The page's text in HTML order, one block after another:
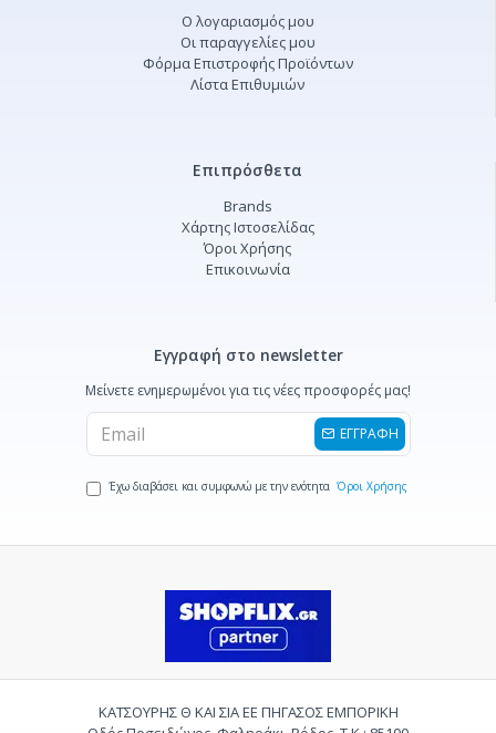
Ο λογαριασμός μου
Οι παραγγελίες μου
Φόρμα Επιστροφής Προϊόντων
Λίστα Επιθυμιών
Επιπρόσθετα
Brands
Χάρτης Ιστοσελίδας
Όροι Χρήσης
Επικοινωνία
Εγγραφή στο newsletter
Μείνετε ενημερωμένοι για τις νέες προσφορές μας!
ΕΓΓΡΑΦΗ
Έχω διαβάσει και συμφωνώ με την ενότητα Όροι Χρήσης
ΚΑΤΣΟΥΡΗΣ Θ ΚΑΙ ΣΙΑ ΕΕ ΠΗΓΑΣΟΣ ΕΜΠΟΡΙΚΗ